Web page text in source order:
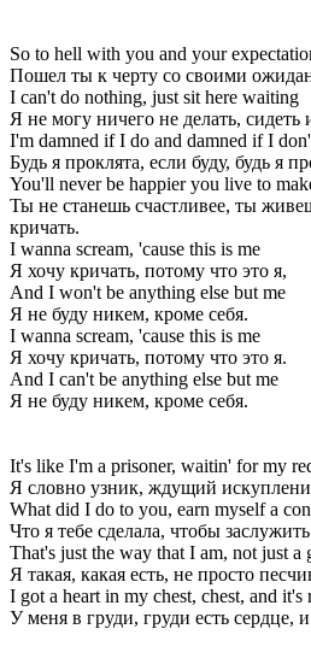
So to hell with you and your
Пошел ты к черту со своими
I can't do nothing, just sit here waiting
Я не могу ничего не делать, сидеть
I'm damned if I do and damned if I
Будь я проклята, если буду, будь я
You'll never be happier you live to
Ты не станешь счастливее, ты
кричать.
I wanna scream, 'cause this is me
Я хочу кричать, потому что это я,
And I won't be anything else but me
Я не буду никем, кроме себя.
I wanna scream, 'cause this is me
Я хочу кричать, потому что это я.
And I can't be anything else but me
Я не буду никем, кроме себя.
It's like I'm a prisoner, waitin' for my
Я словно узник, ждущий
What did I do to you, earn myself a
Что я тебе сделала, чтобы
That's just the way that I am, not just a
Я такая, какая есть, не просто
I got a heart in my chest, chest, and it's
У меня в груди, груди есть сердце,